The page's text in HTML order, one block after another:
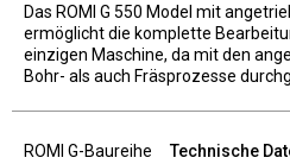
Das ROMI G 550 Model mit
ermöglicht die komplette
einzigen Maschine, da mit den
Bohr- als auch Fräsprozesse
ROMI G-Baureihe Technische